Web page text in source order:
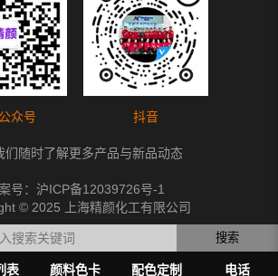
众号 抖音
们随时了解更多产品与新品动态
号： 沪ICP备12039726号-1
© 2025 上海精颜化工有限公司
搜索
表 颜料色卡 配色定制 电话